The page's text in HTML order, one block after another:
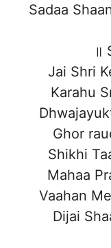
Sadaa
॥
Jai Shri
Karahu
Ghor
Shikhi
Mahaa
Vaahan
Dijai